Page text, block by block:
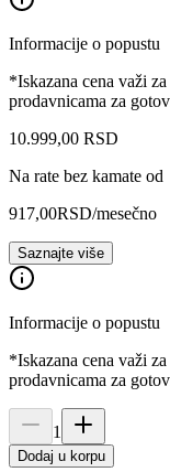
Informacije o popustu
*Iskazana cena važi
prodavnicama za
10.999,00 RSD
Na rate bez kamate od
917,00RSD/mesečno
Saznajte više
Informacije o popustu
*Iskazana cena važi
prodavnicama za
1
Dodaj u korpu